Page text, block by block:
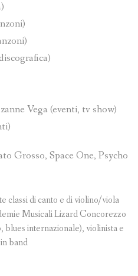
Vega (eventi, tv show)
Grosso, Space One, Psycho
classi di canto e di violino/viola
Musicali Lizard Concorezzo
internazionale), violinista e
band